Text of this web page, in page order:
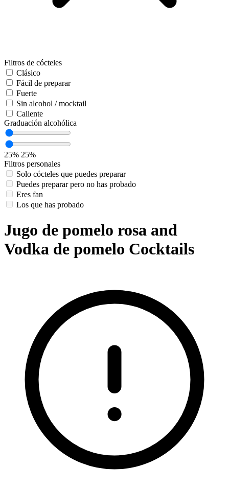
Filtros de cócteles
Clásico
Fácil de preparar
Fuerte
Sin alcohol / mocktail
Caliente
Graduación alcohólica
25% 25%
Filtros personales
Solo cócteles que puedes preparar
Puedes preparar pero no has probado
Eres fan
Los que has probado
Jugo de pomelo rosa and
Vodka de pomelo Cocktails